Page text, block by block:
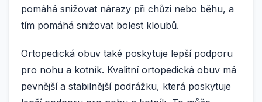
pomáhá snižovat nárazy při chůzi nebo běhu, a
tím pomáhá snižovat bolest kloubů.
Ortopedická obuv také poskytuje lepší podporu
pro nohu a kotník. Kvalitní ortopedická obuv má
pevnější a stabilnější podrážku, která poskytuje